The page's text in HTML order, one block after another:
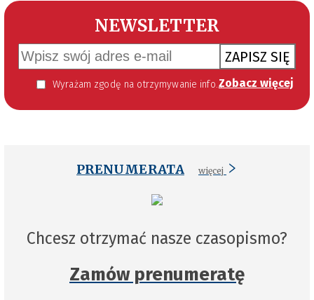
NEWSLETTER
ZAPISZ SIĘ
Wyrażam zgodę na otrzymywanie informacji handlowej kierowanej do mnie za pomocą środków komunikacji elektronicznej w szczególności poczty elektronicznej zgodnie z przepisem art. 10 ust 2 ustawy z dnia 18 lipca 2002 roku o świadczeniu usług drogą elektroniczną (Dz. U. 144 z 2002 r. poz. 1204). Zgoda jest dobrowolna, jednak jej wyrażenie jest konieczne, aby otrzymywać newsletter. Zobacz więcej
PRENUMERATA więcej
Chcesz otrzymać nasze czasopismo?
Zamów prenumeratę